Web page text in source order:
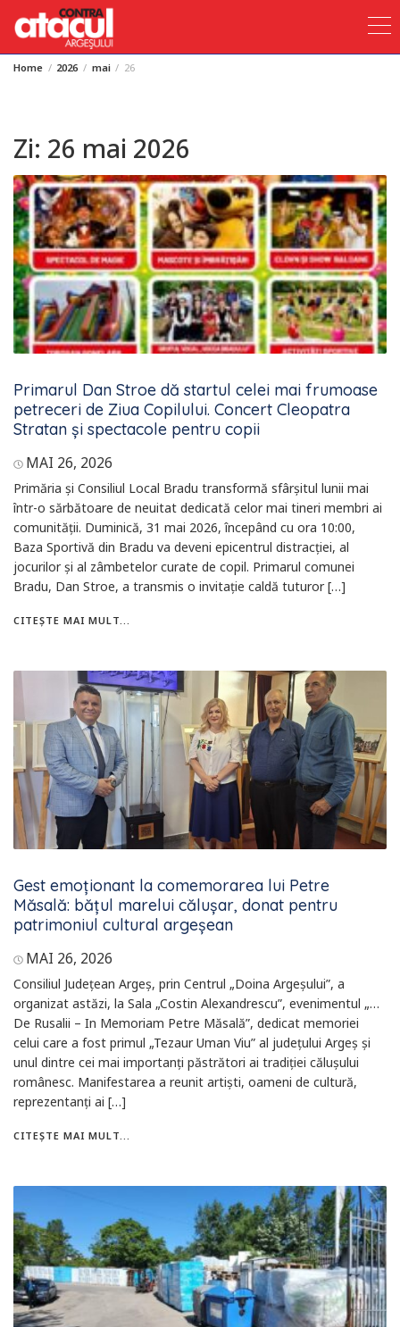
SkipHome 2026 mai 26
Zi: 26 mai 2026
Primarul Dan Stroe dă startul celei mai frumoase
petreceri de Ziua Copilului. Concert Cleopatra
Stratan și spectacole pentru copii
MAI 26, 2026
Primăria și Consiliul Local Bradu transformă sfârșitul lunii mai
într-o sărbătoare de neuitat dedicată celor mai tineri membri ai
comunității. Duminică, 31 mai 2026, începând cu ora 10:00,
Baza Sportivă din Bradu va deveni epicentrul distracției, al
jocurilor și al zâmbetelor curate de copil. Primarul comunei
Bradu, Dan Stroe, a transmis o invitație caldă tuturor […]
CITEȘTE MAI MULT...
Gest emoționant la comemorarea lui Petre
Măsală: bățul marelui călușar, donat pentru
patrimoniul cultural argeșean
MAI 26, 2026
Consiliul Județean Argeș, prin Centrul „Doina Argeșului”, a
organizat astăzi, la Sala „Costin Alexandrescu”, evenimentul „…
De Rusalii – In Memoriam Petre Măsală”, dedicat memoriei
celui care a fost primul „Tezaur Uman Viu” al județului Argeș și
unul dintre cei mai importanți păstrători ai tradiției călușului
românesc. Manifestarea a reunit artiști, oameni de cultură,
reprezentanți ai […]
CITEȘTE MAI MULT...